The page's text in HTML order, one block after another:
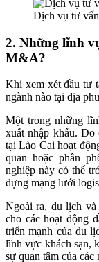
Dịch vụ tư
2. Những lĩnh
M&A?
Khi xem xét đầu tư
ngành nào tại địa
Một trong những
xuất nhập khẩu. Do
tại Lào Cai hoạt
quan hoặc phân
nghiệp này có thể
dựng mạng lưới
Ngoài ra, du lịch
cho các hoạt động
triển mạnh của du
lĩnh vực khách sạn,
sự quan tâm của